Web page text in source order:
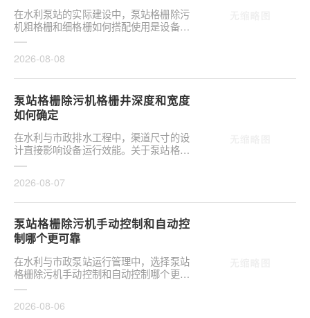
在水利泵站的实际建设中，泵站格栅除污
机粗格栅和细格栅如何搭配使用是设备选
型的关键环节。合理配置直接影响后续水
2026-08-08
泵站格栅除污机格栅井深度和宽度
如何确定
在水利与市政排水工程中，渠道尺寸的设
计直接影响设备运行效能。关于泵站格栅
除污机格栅井深度和宽度如何确定，是前
2026-08-07
泵站格栅除污机手动控制和自动控
制哪个更可靠
在水利与市政泵站运行管理中，选择泵站
格栅除污机手动控制和自动控制哪个更可
靠，往往是项目决策的关键环节。这并非
2026-08-06